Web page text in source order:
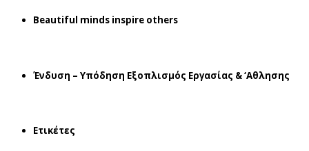
Beautiful minds inspire others
Ένδυση – Υπόδηση Εξοπλισμός Εργασίας & ‘Aθλησης
Ετικέτες